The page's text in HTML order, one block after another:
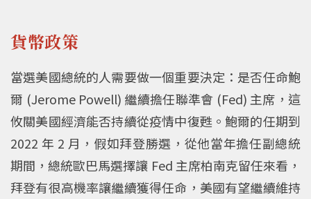
貨幣政策
當選美國總統的人需要做一個重要決定：是否任命鮑
爾 (Jerome Powell) 繼續擔任聯準會 (Fed) 主席，這
攸關美國經濟能否持續從疫情中復甦。鮑爾的任期到
2022 年 2 月，假如拜登勝選，從他當年擔任副總統
期間，總統歐巴馬選擇讓 Fed 主席柏南克留任來看，
拜登有很高機率讓繼續獲得任命，美國有望繼續維持